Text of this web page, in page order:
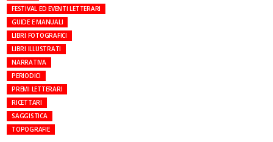
FESTIVAL ED EVENTI LETTERARI
GUIDE E MANUALI
LIBRI FOTOGRAFICI
LIBRI ILLUSTRATI
NARRATIVA
PERIODICI
PREMI LETTERARI
RICETTARI
SAGGISTICA
TOPOGRAFIE